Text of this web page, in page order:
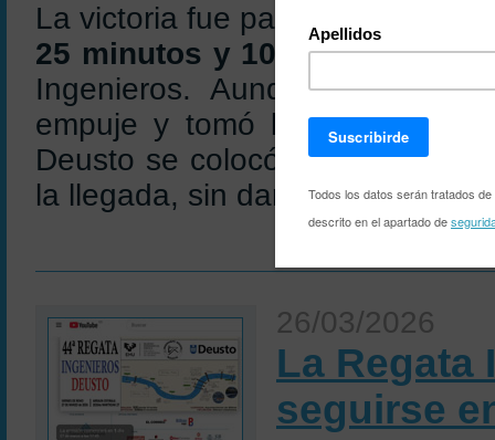
La victoria fue para la
25 minutos y 10 segundos,
Ingenieros. Aunque la
empuje y tomó la delantera
Deusto se colocó por delante
la llegada, sin dar opción a la
26/03/2026
La Regata
seguirse